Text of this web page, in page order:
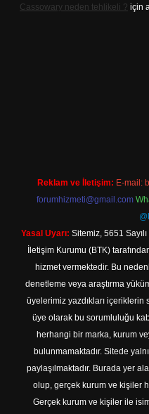
Cassowary neden tehlikeli ? için
Reklam ve İletişim: E-mail:
forumhizmeti@gmail.com
Yasal Uyarı: Sitemiz, 5651
İletişim Kurumu (BTK)
hizmet vermektedir. Bu
denetleme veya araştırma
üyelerimiz yazdıkları içeriklerin
üye olarak bu sorumluluğu
herhangi bir marka, kurum
bulunmamaktadır. Sitede
paylaşılmaktadır. Burada yer
olup, gerçek kurum ve kişiler
Gerçek kurum ve kişiler ile